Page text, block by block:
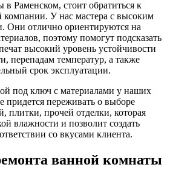
Раменском, стоит обратиться к
У нас мастера с высоким
Они отлично ориентируются на
поэтому помогут подсказать
высокий уровень устойчивости
перепадам температур, а также
срок эксплуатации.
под ключ с материалами у наших
придется переживать о выборе
плитки, прочей отделки, которая
влажности и позволит создать
со вкусами клиента.
ванной комнаты